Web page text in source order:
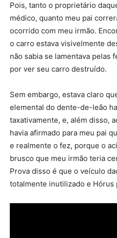
Pois, tanto o proprietário
médico, quanto meu pai
ocorrido com meu irmão.
o carro estava visivelmente
não sabia se lamentava pelas
por ver seu carro destruído.
Sem embargo, estava claro
elemental do dente-de-leão
taxativamente, e, além disso,
havia afirmado para meu pai
e realmente o fez, porque o
brusco que meu irmão teria
Prova disso é que o veículo
totalmente inutilizado e